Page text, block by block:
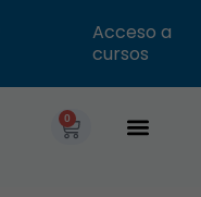
Acceso a
cursos
0